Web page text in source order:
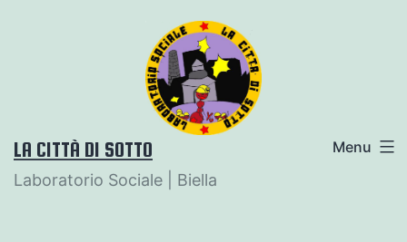
LA CITTÀ DI SOTTO
Laboratorio Sociale | Biella
Menu